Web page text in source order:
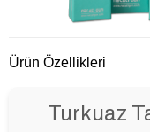
Ürün Özellikleri
Turkuaz